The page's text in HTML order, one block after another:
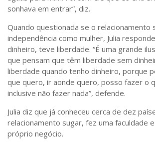
sonhava em entrar”, diz.
Quando questionada se o relacionamento
independência como mulher, Julia
dinheiro, teve liberdade. “É uma grande
que pensam que têm liberdade sem
liberdade quando tenho dinheiro, porque
que quero, ir aonde quero, posso fazer o
inclusive não fazer nada”, defende.
Julia diz que já conheceu cerca de dez
relacionamento sugar, fez uma faculdade
próprio negócio.